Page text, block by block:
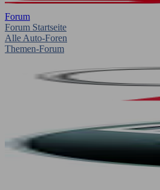
Forum
Forum Startseite
Alle Auto-Foren
Themen-Forum